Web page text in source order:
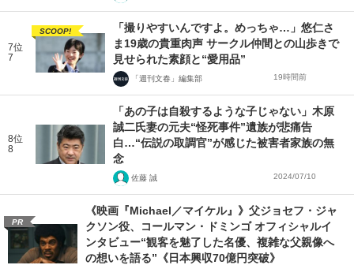
7位
7
SCOOP!
「撮りやすいんですよ。めっちゃ…」悠仁さ
ま19歳の貴重肉声 サークル仲間との山歩きで
見せられた素顔と“愛用品”
「週刊文春」編集部 19時間前
8位
8
「あの子は自殺するような子じゃない」木原
誠二氏妻の元夫“怪死事件”遺族が悲痛告
白…“伝説の取調官”が感じた被害者家族の無
念
佐藤 誠 2024/07/10
PR
《映画『Michael／マイケル』》父ジョセフ・ジャ
クソン役、コールマン・ドミンゴ オフィシャルイ
ンタビュー“観客を魅了した名優、複雑な父親像へ
の想いを語る”《日本興収70億円突破》